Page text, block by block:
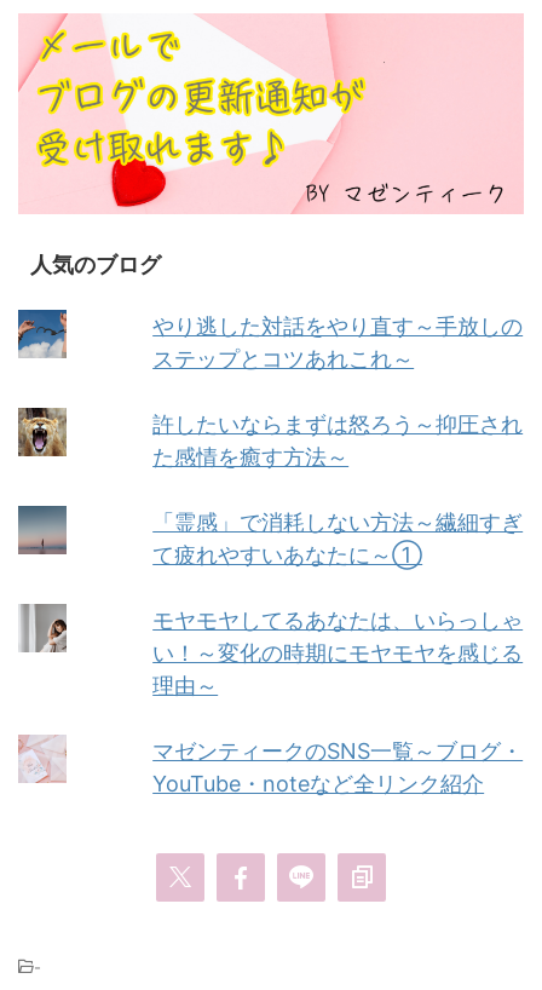
人気のブログ
やり逃した対話をやり直す～手放しの
ステップとコツあれこれ～
許したいならまずは怒ろう～抑圧され
た感情を癒す方法～
「霊感」で消耗しない方法～繊細すぎ
て疲れやすいあなたに～①
モヤモヤしてるあなたは、いらっしゃ
い！～変化の時期にモヤモヤを感じる
理由～
マゼンティークのSNS一覧～ブログ・
YouTube・noteなど全リンク紹介
-